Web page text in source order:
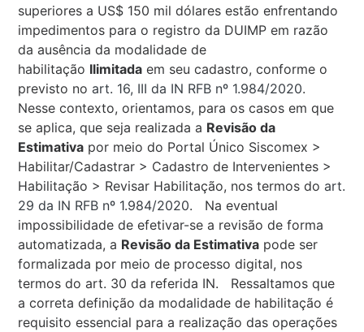
superiores a US$ 150 mil dólares estão enfrentando
impedimentos para o registro da DUIMP em razão
da ausência da modalidade de
habilitação Ilimitada em seu cadastro, conforme o
previsto noart. 16, III da IN RFB nº 1.984/2020.
Nesse contexto, orientamos, para os casos em que
se aplica, que seja realizada a Revisão da
Estimativa por meio do Portal Único Siscomex >
Habilitar/Cadastrar > Cadastro de Intervenientes >
Habilitação > Revisar Habilitação, nos termos doart.
29 da IN RFB nº 1.984/2020. Na eventual
impossibilidade de efetivar-se a revisão de forma
automatizada, a Revisão da Estimativa pode ser
formalizada por meio de processo digital, nos
termos do art. 30 da referida IN. Ressaltamos que
a correta definição da modalidade de habilitação é
requisito essencial para a realização das operações